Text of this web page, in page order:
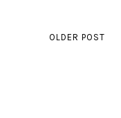
OLDER POST